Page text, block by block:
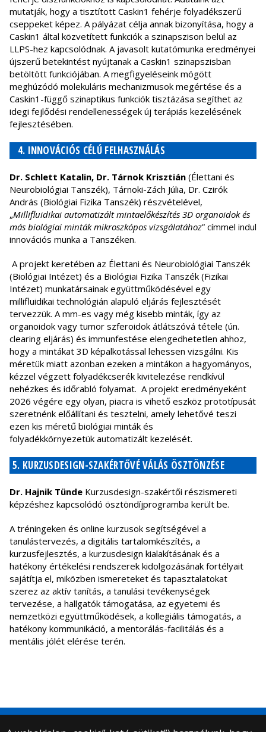
mutatják, hogy a tisztított Caskin1 fehérje folyadékszerű
cseppeket képez. A pályázat célja annak bizonyítása, hogy a
Caskin1 által közvetített funkciók a szinapszison belül az
LLPS-hez kapcsolódnak. A javasolt kutatómunka eredményei
újszerű betekintést nyújtanak a Caskin1 szinapszisban
betöltött funkciójában. A megfigyeléseink mögött
meghúzódó molekuláris mechanizmusok megértése és a
Caskin1-függő szinaptikus funkciók tisztázása segíthet az
idegi fejlődési rendellenességek új terápiás kezelésének
fejlesztésében.
4. INNOVÁCIÓS CÉLÚ FELHASZNÁLÁS
Dr. Schlett Katalin, Dr. Tárnok Krisztián (Élettani és
Neurobiológiai Tanszék), Tárnoki-Zách Júlia, Dr. Czirók
András (Biológiai Fizika Tanszék) részvételével,
„Millifluidikai automatizált mintaelőkészítés 3D organoidok és
más biológiai minták mikroszkópos vizsgálatához” címmel indul
innovációs munka a Tanszéken.
A projekt keretében az Élettani és Neurobiológiai Tanszék
(Biológiai Intézet) és a Biológiai Fizika Tanszék (Fizikai
Intézet) munkatársainak együttműködésével egy
millifluidikai technológián alapuló eljárás fejlesztését
tervezzük. A mm-es vagy még kisebb minták, így az
organoidok vagy tumor szferoidok átlátszóvá tétele (ún.
clearing eljárás) és immunfestése elengedhetetlen ahhoz,
hogy a mintákat 3D képalkotással lehessen vizsgálni. Kis
méretük miatt azonban ezeken a mintákon a hagyományos,
kézzel végzett folyadékcserék kivitelezése rendkívül
nehézkes és időrabló folyamat. A projekt eredményeként
2026 végére egy olyan, piacra is vihető eszköz prototípusát
szeretnénk előállítani és tesztelni, amely lehetővé teszi
ezen kis méretű biológiai minták és
folyadékkörnyezetük automatizált kezelését.
5. KURZUSDESIGN-SZAKÉRTŐVÉ VÁLÁS ÖSZTÖNZÉSE
Dr. Hajnik Tünde Kurzusdesign-szakértői részismereti
képzéshez kapcsolódó ösztöndíjprogramba került be.
A tréningeken és online kurzusok segítségével a
tanulástervezés, a digitális tartalomkészítés, a
kurzusfejlesztés, a kurzusdesign kialakításának és a
hatékony értékelési rendszerek kidolgozásának fortélyait
sajátítja el, miközben ismereteket és tapasztalatokat
szerez az aktív tanítás, a tanulási tevékenységek
tervezése, a hallgatók támogatása, az egyetemi és
nemzetközi együttműködések, a kollegiális támogatás, a
hatékony kommunikáció, a mentorálás-facilitálás és a
mentális jólét elérése terén.